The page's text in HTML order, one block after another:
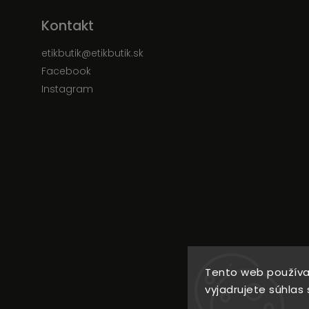
Tento web
vyjadrujete súhlas
Kontakt
etikbutik@etikbutik.sk
Facebook
Instagram